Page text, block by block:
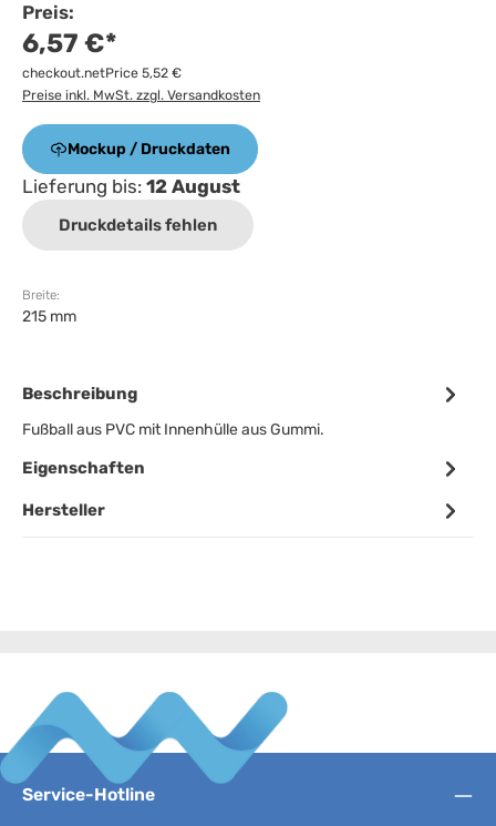
Preis:
6,57 €*
checkout.netPrice 5,52 €
Preise inkl. MwSt. zzgl. Versandkosten
Mockup / Druckdaten
Lieferung bis: 12 August
Druckdetails fehlen
Breite:
215 mm
Beschreibung
Fußball aus PVC mit Innenhülle aus Gummi.
Eigenschaften
Hersteller
Service-Hotline